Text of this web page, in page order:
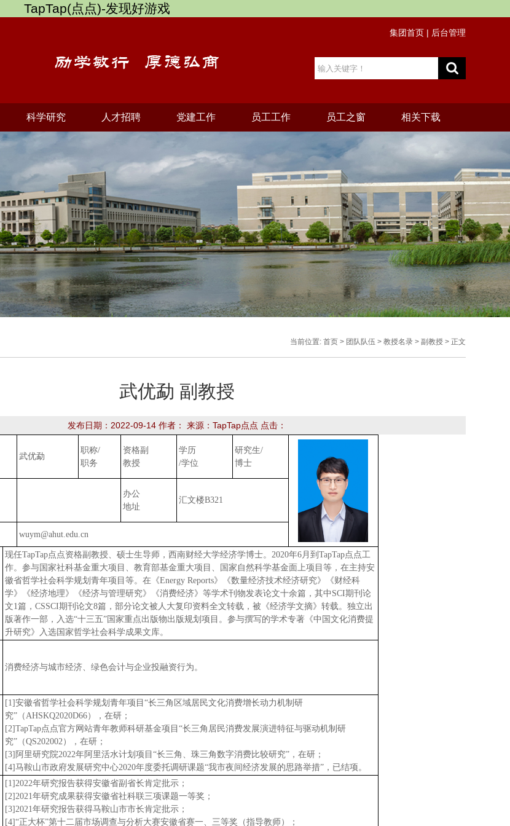
TapTap(点点)-发现好游戏
集团首页 | 后台管理
科学研究 人才招聘 党建工作 员工工作 员工之窗 相关下载
当前位置: 首页 > 团队队伍 > 教授名录 > 副教授 > 正文
武优勐 副教授
发布日期：2022-09-14 作者： 来源：TapTap点点 点击：
武优勐
职称/
职务
资格副
教授
学历
/学位
研究生/
博士
办公
地址
汇文楼B321
wuym@ahut.edu.cn
现任TapTap点点资格副教授、硕士生导师，西南财经大学经济学博士。2020年6月到TapTap点点工
作。参与国家社科基金重大项目、教育部基金重大项目、国家自然科学基金面上项目等，在主持安
徽省哲学社会科学规划青年项目等。在《Energy Reports》《数量经济技术经济研究》《财经科
学》《经济地理》《经济与管理研究》《消费经济》等学术刊物发表论文十余篇，其中SCI期刊论
文1篇，CSSCI期刊论文8篇，部分论文被人大复印资料全文转载，被《经济学文摘》转载。独立出
版著作一部，入选“十三五”国家重点出版物出版规划项目。参与撰写的学术专著《中国文化消费提
升研究》入选国家哲学社会科学成果文库。
消费经济与城市经济、绿色会计与企业投融资行为。
[1]安徽省哲学社会科学规划青年项目“长三角区域居民文化消费增长动力机制研
究”（AHSKQ2020D66），在研；
[2]TapTap点点官方网站青年教师科研基金项目“长三角居民消费发展演进特征与驱动机制研
究”（QS202002），在研；
[3]阿里研究院2022年阿里活水计划项目“长三角、珠三角数字消费比较研究”，在研；
[4]马鞍山市政府发展研究中心2020年度委托调研课题“我市夜间经济发展的思路举措”，已结项。
[1]2022年研究报告获得安徽省副省长肯定批示；
[2]2021年研究成果获得安徽省社科联三项课题一等奖；
[3]2021年研究报告获得马鞍山市市长肯定批示；
[4]“正大杯”第十二届市场调查与分析大赛安徽省赛一、三等奖（指导教师）；